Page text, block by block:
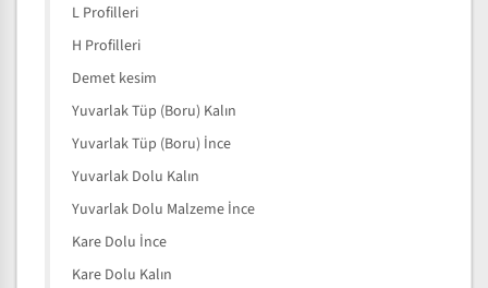
L Profilleri
H Profilleri
Demet kesim
Yuvarlak Tüp (Boru) Kalın
Yuvarlak Tüp (Boru) İnce
Yuvarlak Dolu Kalın
Yuvarlak Dolu Malzeme İnce
Kare Dolu İnce
Kare Dolu Kalın